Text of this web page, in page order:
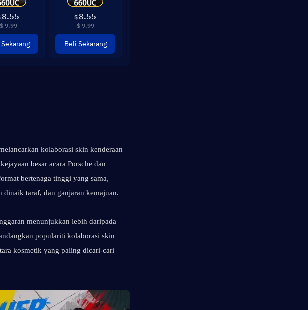
8.55
9.99
$8.55
$ 9.99
Beli Sekarang
kolaborasi skin kenderaan
besar acara Porsche dan
bertenaga tinggi yang sama,
dinaik taraf, dan ganjaran kemajuan.
menunjukkan lebih daripada
populariti kolaborasi skin
kosmetik yang paling dicari-cari